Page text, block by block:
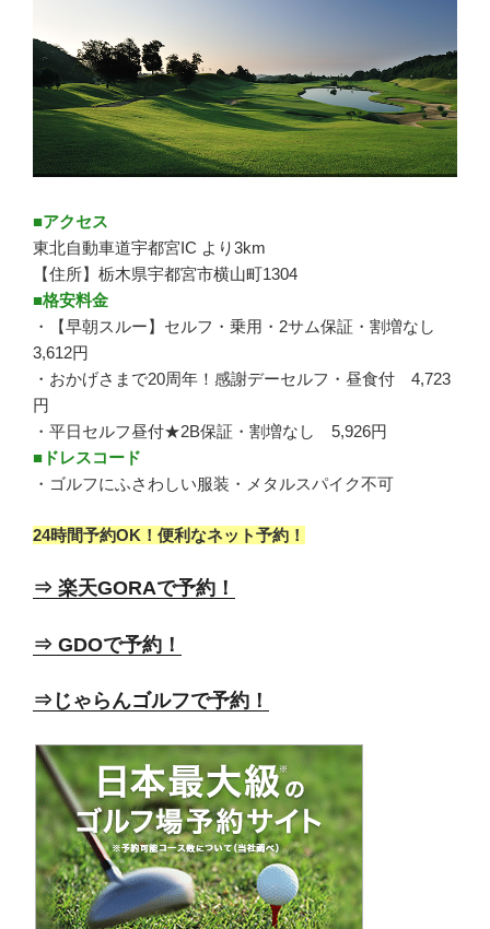
■アクセス
東北自動車道宇都宮IC より3km
【住所】栃木県宇都宮市横山町1304
■格安料金
・【早朝スルー】セルフ・乗用・2サム保証・割増なし
3,612円
・おかげさまで20周年！感謝デーセルフ・昼食付 4,723
円
・平日セルフ昼付★2B保証・割増なし 5,926円
■ドレスコード
・ゴルフにふさわしい服装・メタルスパイク不可
24時間予約OK！便利なネット予約！
⇒ 楽天GORAで予約！
⇒ GDOで予約！
⇒じゃらんゴルフで予約！